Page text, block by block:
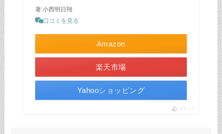
著:小西明日翔
口コミを見る
Amazon
楽天市場
Yahooショッピング
ポチップ